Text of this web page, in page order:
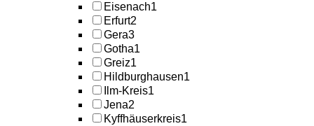
Eisenach1
Erfurt2
Gera3
Gotha1
Greiz1
Hildburghausen1
Ilm-Kreis1
Jena2
Kyffhäuserkreis1